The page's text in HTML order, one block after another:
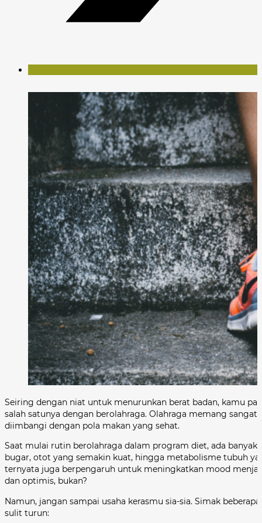
Seiring dengan niat untuk menurunkan berat badan, kamu
salah satunya dengan berolahraga. Olahraga memang
diimbangi dengan pola makan yang sehat.
Saat mulai rutin berolahraga dalam program diet, ada
bugar, otot yang semakin kuat, hingga metabolisme tubuh
ternyata juga berpengaruh untuk meningkatkan mood
dan optimis, bukan?
Namun, jangan sampai usaha kerasmu sia-sia. Simak
sulit turun: